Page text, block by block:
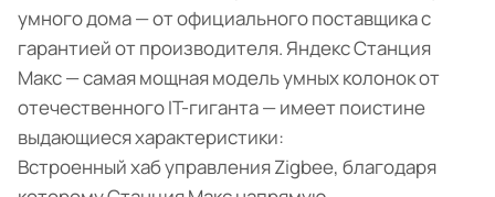
умного дома — от официального поставщика с
гарантией от производителя. Яндекс Станция
Макс — самая мощная модель умных колонок от
отечественного IT-гиганта — имеет поистине
выдающиеся характеристики:
Встроенный хаб управления Zigbee, благодаря